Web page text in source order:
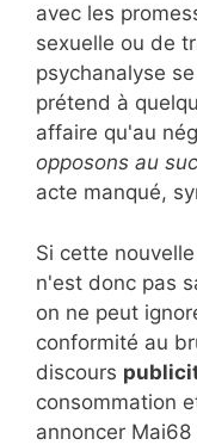
avec les
sexuelle ou de
psychanalyse
prétend à
affaire qu'au
opposons au
acte manqué,
Si cette
n'est donc pas
on ne peut
conformité au
discours
consommation
annoncer